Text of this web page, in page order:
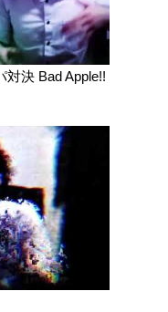
決 Bad Apple!!